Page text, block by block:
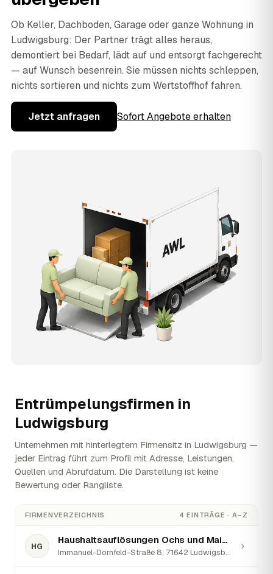
Ob Keller, Dachboden, Garage oder ganze Wohnung in
Ludwigsburg: Der Partner trägt alles heraus,
demontiert bei Bedarf, lädt auf und entsorgt fachgerecht
— auf Wunsch besenrein. Sie müssen nichts schleppen,
nichts sortieren und nichts zum Wertstoffhof fahren.
Jetzt anfragen Sofort Angebote erhalten
Entrümpelungsfirmen in
Ludwigsburg
Unternehmen mit hinterlegtem Firmensitz in Ludwigsburg —
jeder Eintrag führt zum Profil mit Adresse, Leistungen,
Quellen und Abrufdatum. Die Darstellung ist keine
Bewertung oder Rangliste.
FIRMENVERZEICHNIS 4 EINTRÄGE · A–Z
HG
Haushaltsauflösungen Ochs und Maier GbR
Immanuel-Dornfeld-Straße 8, 71642 Ludwigsburg · ★ 5 (90)
›